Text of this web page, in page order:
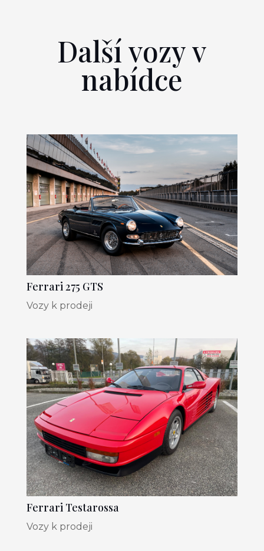
Další vozy v
nabídce
Ferrari 275 GTS
Vozy k prodeji
Ferrari Testarossa
Vozy k prodeji